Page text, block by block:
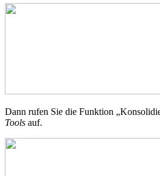
Dann rufen Sie die Funktion
Tools auf.